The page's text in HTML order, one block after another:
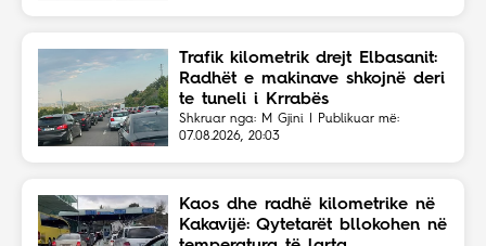
Trafik kilometrik drejt Elbasanit:
Radhët e makinave shkojnë deri
te tuneli i Krrabës
Shkruar nga: M Gjini | Publikuar më:
07.08.2026, 20:03
Kaos dhe radhë kilometrike në
Kakavijë: Qytetarët bllokohen në